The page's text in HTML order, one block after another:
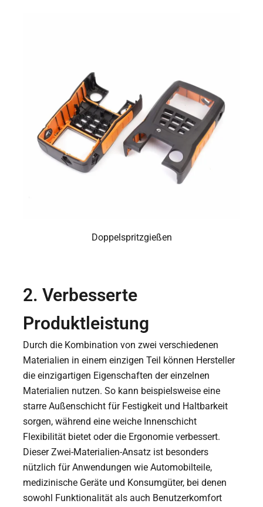
Doppelspritzgießen
2. Verbesserte
Produktleistung
Durch die Kombination von zwei verschiedenen
Materialien in einem einzigen Teil können Hersteller
die einzigartigen Eigenschaften der einzelnen
Materialien nutzen. So kann beispielsweise eine
starre Außenschicht für Festigkeit und Haltbarkeit
sorgen, während eine weiche Innenschicht
Flexibilität bietet oder die Ergonomie verbessert.
Dieser Zwei-Materialien-Ansatz ist besonders
nützlich für Anwendungen wie Automobilteile,
medizinische Geräte und Konsumgüter, bei denen
sowohl Funktionalität als auch Benutzerkomfort